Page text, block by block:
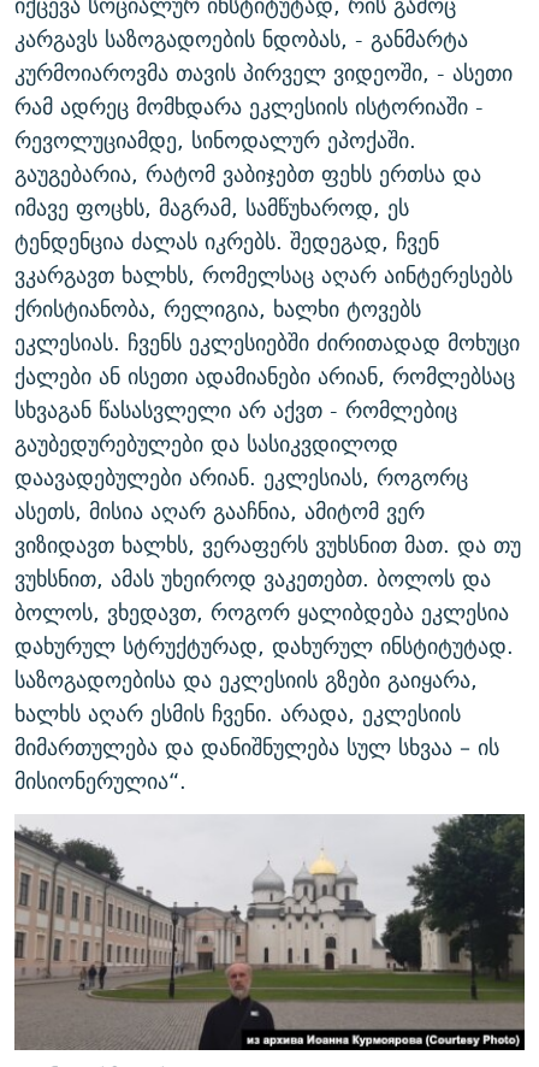
კარგავს საზოგადოების ნდობას, - განმარტა
კურმოიაროვმა თავის პირველ ვიდეოში, - ასეთი
რამ ადრეც მომხდარა ეკლესიის ისტორიაში -
რევოლუციამდე, სინოდალურ ეპოქაში.
გაუგებარია, რატომ ვაბიჯებთ ფეხს ერთსა და
იმავე ფოცხს, მაგრამ, სამწუხაროდ, ეს
ტენდენცია ძალას იკრებს. შედეგად, ჩვენ
ვკარგავთ ხალხს, რომელსაც აღარ აინტერესებს
ქრისტიანობა, რელიგია, ხალხი ტოვებს
ეკლესიას. ჩვენს ეკლესიებში ძირითადად მოხუცი
ქალები ან ისეთი ადამიანები არიან, რომლებსაც
სხვაგან წასასვლელი არ აქვთ - რომლებიც
გაუბედურებულები და სასიკვდილოდ
დაავადებულები არიან. ეკლესიას, როგორც
ასეთს, მისია აღარ გააჩნია, ამიტომ ვერ
ვიზიდავთ ხალხს, ვერაფერს ვუხსნით მათ. და თუ
ვუხსნით, ამას უხეიროდ ვაკეთებთ. ბოლოს და
ბოლოს, ვხედავთ, როგორ ყალიბდება ეკლესია
დახურულ სტრუქტურად, დახურულ ინსტიტუტად.
საზოგადოებისა და ეკლესიის გზები გაიყარა,
ხალხს აღარ ესმის ჩვენი. არადა, ეკლესიის
მიმართულება და დანიშნულება სულ სხვაა – ის
მისიონერულია“.